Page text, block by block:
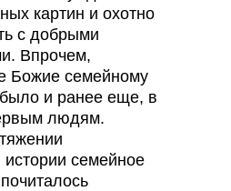
картин и охотно
с добрыми
Впрочем,
Божие семейному
и ранее еще, в
людям.
истории семейное